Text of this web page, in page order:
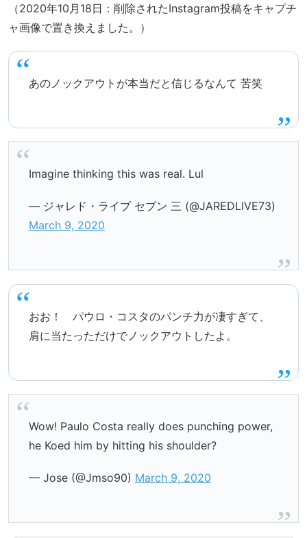
（2020年10月18日：削除されたInstagram投稿をキャプチ
ャ画像で置き換えました。）
あのノックアウトが本当だと信じるなんて 苦笑
Imagine thinking this was real. Lul
— ジャレド・ライブ セブン 三 (@JAREDLIVE73)
March 9, 2020
おお！ パウロ・コスタのパンチ力が凄すぎて、
肩に当たっただけでノックアウトしたよ。
Wow! Paulo Costa really does punching power,
he Koed him by hitting his shoulder?
— Jose (@Jmso90) March 9, 2020